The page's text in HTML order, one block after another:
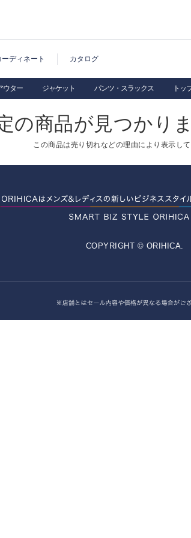
ーディネート カタログ
ウター ジャケット パンツ・スラックス トッ
の商品が見つかり
この商品は売り切れなどの理由により表示して
COPYRIGHT © ORIHICA.